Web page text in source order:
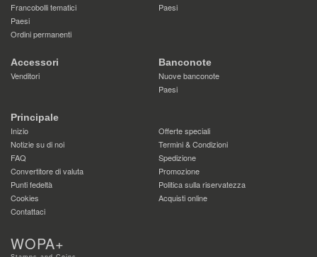
Francobolli tematici
Paesi
Ordini permanenti
Paesi
Accessori
Venditori
Banconote
Nuove banconote
Paesi
Principale
Inizio
Offerte speciali
Notizie su di noi
Termini & Condizioni
FAQ
Spedizione
Convertitore di valuta
Promozione
Punti fedeltà
Politica sulla riservatezza
Cookies
Acquisti online
Contattaci
WOPA+